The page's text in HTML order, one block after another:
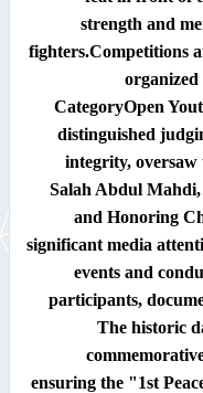
strength and
fighters.Competitions
organized
CategoryOpen
distinguished
integrity, oversaw
Salah Abdul Mahdi
and Honoring
significant media
events and
participants,
The historic
ensuring the "1st